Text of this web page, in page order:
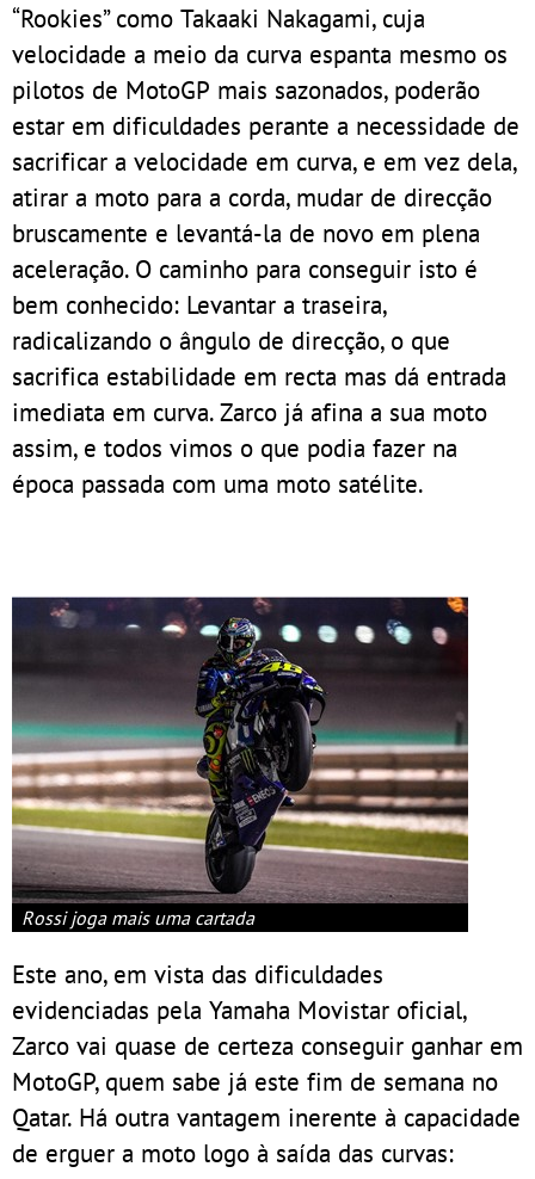
“Rookies” como Takaaki Nakagami, cuja
velocidade a meio da curva espanta mesmo os
pilotos de MotoGP mais sazonados, poderão
estar em dificuldades perante a necessidade de
sacrificar a velocidade em curva, e em vez dela,
atirar a moto para a corda, mudar de direcção
bruscamente e levantá-la de novo em plena
aceleração. O caminho para conseguir isto é
bem conhecido: Levantar a traseira,
radicalizando o ângulo de direcção, o que
sacrifica estabilidade em recta mas dá entrada
imediata em curva. Zarco já afina a sua moto
assim, e todos vimos o que podia fazer na
época passada com uma moto satélite.
Rossi joga mais uma cartada
Este ano, em vista das dificuldades
evidenciadas pela Yamaha Movistar oficial,
Zarco vai quase de certeza conseguir ganhar em
MotoGP, quem sabe já este fim de semana no
Qatar. Há outra vantagem inerente à capacidade
de erguer a moto logo à saída das curvas: